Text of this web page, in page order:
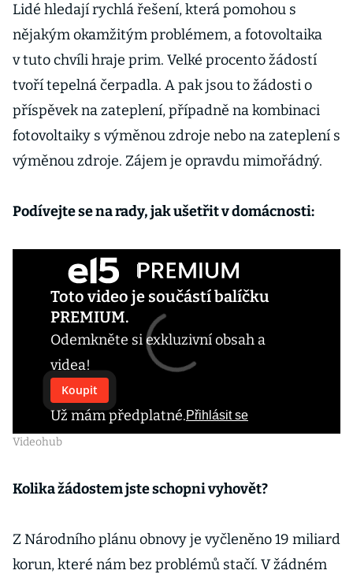
Lidé hledají rychlá řešení, která pomohou s
nějakým okamžitým problémem, a fotovoltaika
v tuto chvíli hraje prim. Velké procento žádostí
tvoří tepelná čerpadla. A pak jsou to žádosti o
příspěvek na zateplení, případně na kombinaci
fotovoltaiky s výměnou zdroje nebo na zateplení s
výměnou zdroje. Zájem je opravdu mimořádný.
Podívejte se na rady, jak ušetřit v domácnosti:
Toto video je součástí balíčku
PREMIUM.
Odemkněte si exkluzivní obsah a
videa!
Koupit
Už mám předplatné.Přihlásit se
Videohub
Kolika žádostem jste schopni vyhovět?
Z Národního plánu obnovy je vyčleněno 19 miliard
korun, které nám bez problémů stačí. V žádném